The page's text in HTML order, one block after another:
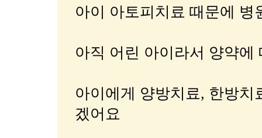
아이 아토피치료 때문에
아직 어린 아이라서 양약에
아이에게 양방치료, 한방
겠어요